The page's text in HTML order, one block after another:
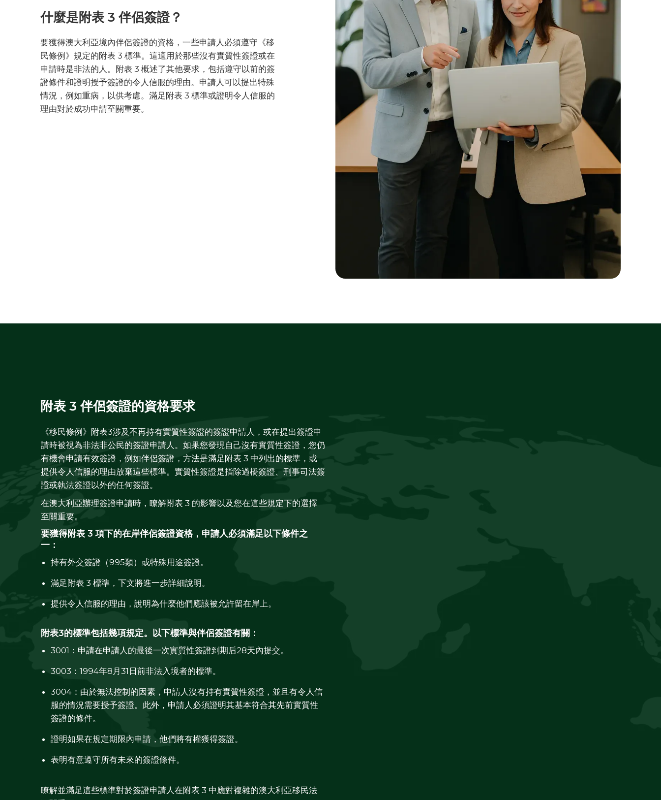
什麼是附表 3 伴侶簽證？
要獲得澳大利亞境內伴侶簽證的資格，一些申請人必須遵守《移
民條例》規定的附表 3 標準。這適用於那些沒有實質性簽證或在
申請時是非法的人。附表 3 概述了其他要求，包括遵守以前的簽
證條件和證明授予簽證的令人信服的理由。申請人可以提出特殊
情況，例如重病，以供考慮。滿足附表 3 標準或證明令人信服的
理由對於成功申請至關重要。
附表 3 伴侶簽證的資格要求
《移民條例》附表3涉及不再持有實質性簽證的簽證申請人，或在提出簽證申
請時被視為非法非公民的簽證申請人。如果您發現自己沒有實質性簽證，您仍
有機會申請有效簽證，例如伴侶簽證，方法是滿足附表 3 中列出的標準，或
提供令人信服的理由放棄這些標準。實質性簽證是指除過橋簽證、刑事司法簽
證或執法簽證以外的任何簽證。
在澳大利亞辦理簽證申請時，瞭解附表 3 的影響以及您在這些規定下的選擇
至關重要。
要獲得附表 3 項下的在岸伴侶簽證資格，申請人必須滿足以下條件之
一：
持有外交簽證（995類）或特殊用途簽證。
滿足附表 3 標準，下文將進一步詳細說明。
提供令人信服的理由，說明為什麼他們應該被允許留在岸上。
附表3的標準包括幾項規定。以下標準與伴侶簽證有關：
3001：申請在申請人的最後一次實質性簽證到期后28天內提交。
3003：1994年8月31日前非法入境者的標準。
3004：由於無法控制的因素，申請人沒有持有實質性簽證，並且有令人信
服的情況需要授予簽證。此外，申請人必須證明其基本符合其先前實質性
簽證的條件。
證明如果在規定期限內申請，他們將有權獲得簽證。
表明有意遵守所有未來的簽證條件。
瞭解並滿足這些標準對於簽證申請人在附表 3 中應對複雜的澳大利亞移民法